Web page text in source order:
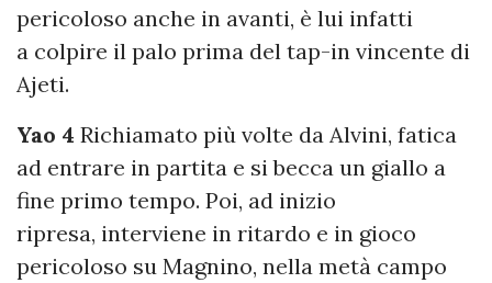
pericoloso anche in avanti, è lui infatti
a colpire il palo prima del tap-in vincente di
Ajeti.
Yao 4 Richiamato più volte da Alvini, fatica
ad entrare in partita e si becca un giallo a
fine primo tempo. Poi, ad inizio
ripresa, interviene in ritardo e in gioco
pericoloso su Magnino, nella metà campo